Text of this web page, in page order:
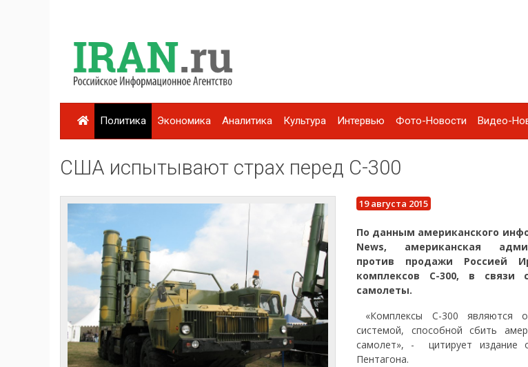
Политика Экономика Аналитика Культура Интервью Фото-Новости Видео-
США испытывают страх перед С-300
19 августа 2015
По данным американского
News, американская
против продажи Россией
комплексов С-300, в связи
самолеты.
«Комплексы С-300 являются
системой, способной сбить
самолет», - цитирует издание
Пентагона.